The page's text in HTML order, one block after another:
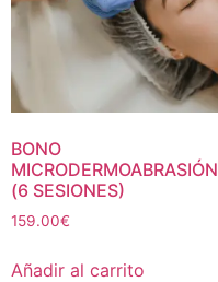
BONO
MICRODERMOABRASIÓN
(6 SESIONES)
159.00€
Añadir al carrito